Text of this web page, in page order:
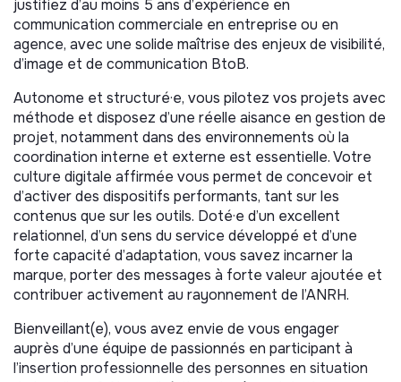
Rattaché(e) à la Directrice de la communication et des
relations extérieures, vos principales missions seront les
suivantes :
· Structuration des offres commerciales en lien avec la
Direction du développement et les Commissions
métiers
· Construction et mise en œuvre des plans de marketing
opérationnel (cibles, messages, campagnes, parcours
client)
· Valorisation et promotion de nos activités de services
auprès des entreprises, en appui aux équipes
commerciales, pour soutenir la croissance et la
pérennité de notre modèle économique
· Pilotage et production des contenus externes
(LinkedIn, site internet, newsletters...)
· Pilotage des événements externes (salons, speakers
justifiez d’au moins 5 ans d’expérience en
communication commerciale en entreprise ou en
agence, avec une solide maîtrise des enjeux de visibilité,
d’image et de communication BtoB.
Autonome et structuré·e, vous pilotez vos projets avec
méthode et disposez d’une réelle aisance en gestion de
projet, notamment dans des environnements où la
coordination interne et externe est essentielle. Votre
culture digitale affirmée vous permet de concevoir et
d’activer des dispositifs performants, tant sur les
contenus que sur les outils. Doté·e d’un excellent
relationnel, d’un sens du service développé et d’une
forte capacité d’adaptation, vous savez incarner la
marque, porter des messages à forte valeur ajoutée et
contribuer activement au rayonnement de l’ANRH.
Bienveillant(e), vous avez envie de vous engager
auprès d’une équipe de passionnés en participant à
l’insertion professionnelle des personnes en situation